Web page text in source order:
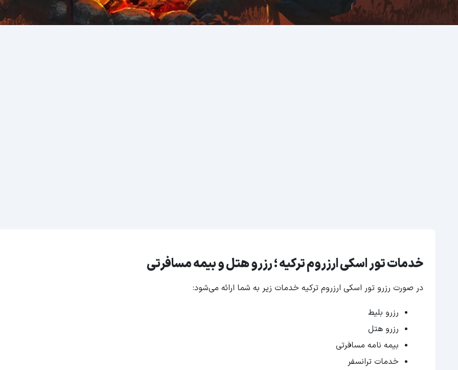
خدمات تور اسکی ارزروم ترکیه ؛ رزرو هتل و بیمه مسافرتی
در صورت رزرو تور اسکی ارزروم ترکیه خدمات زیر به شما ارائه می‌شود:
رزرو بلیط
رزرو هتل
بیمه نامه مسافرتی
خدمات ترانسفر